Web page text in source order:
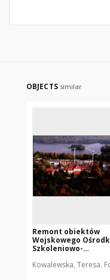
OBJECTS similar
Remont obiektów
Wojskowego
Szkoleniowo-
Mrągowo. [5]
Kowalewska, Teresa.